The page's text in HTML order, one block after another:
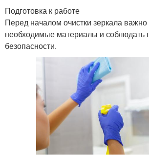
Подготовка к работе
Перед началом очистки зеркала важно
необходимые материалы и соблюдать
безопасности.